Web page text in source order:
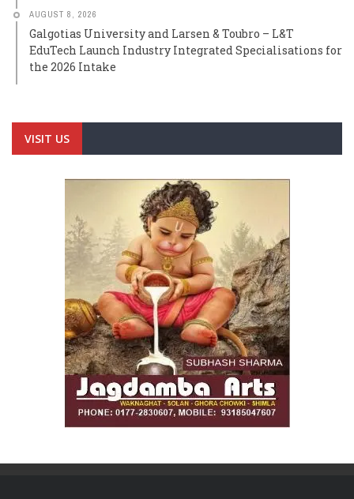
AUGUST 8, 2026
Galgotias University and Larsen & Toubro – L&T
EduTech Launch Industry Integrated Specialisations for
the 2026 Intake
VISIT US